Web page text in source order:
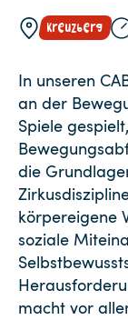
Kreuzberg
In unseren
an der
Spiele
die
körpereigene
soziale
macht vor